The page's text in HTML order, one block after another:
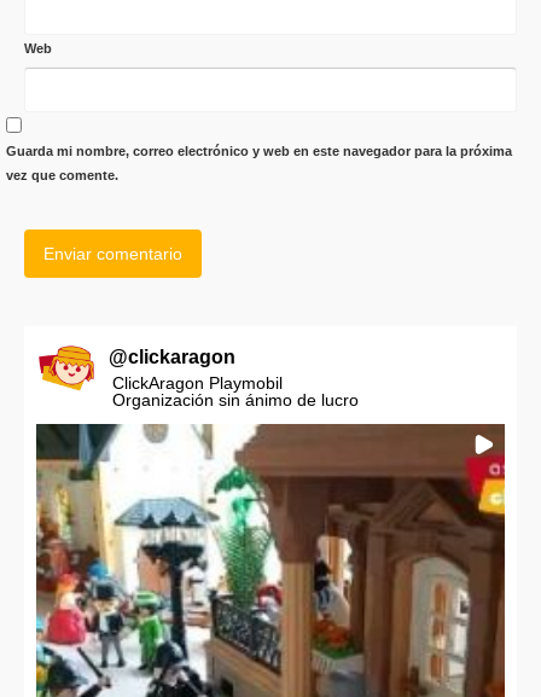
Web
Guarda mi nombre, correo electrónico y web en este navegador para la próxima
vez que comente.
@clickaragon
ClickAragon Playmobil
Organización sin ánimo de lucro